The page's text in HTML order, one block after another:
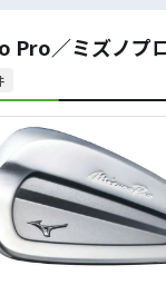
Pro／ミズノプ